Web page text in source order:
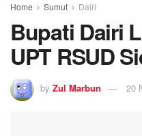
Home Sumut Dairi
Bupati Dairi
UPT RSUD
by Zul Marbun 20